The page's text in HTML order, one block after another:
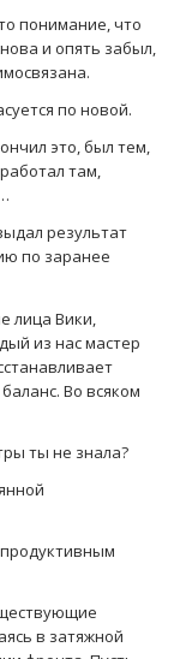
понимание, что
и опять забыл,
по новой.
это, был тем,
там,
результат
по заранее
лица Вики,
из нас мастер
Во всяком
ты не знала?
в затяжной